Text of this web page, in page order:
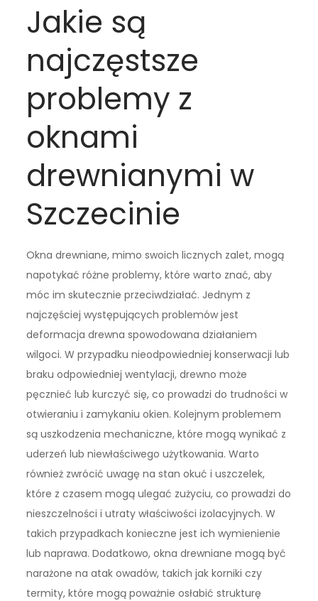
Jakie są
najczęstsze
problemy z
oknami
drewnianymi w
Szczecinie
Okna drewniane, mimo swoich licznych zalet, mogą
napotykać różne problemy, które warto znać, aby
móc im skutecznie przeciwdziałać. Jednym z
najczęściej występujących problemów jest
deformacja drewna spowodowana działaniem
wilgoci. W przypadku nieodpowiedniej konserwacji lub
braku odpowiedniej wentylacji, drewno może
pęcznieć lub kurczyć się, co prowadzi do trudności w
otwieraniu i zamykaniu okien. Kolejnym problemem
są uszkodzenia mechaniczne, które mogą wynikać z
uderzeń lub niewłaściwego użytkowania. Warto
również zwrócić uwagę na stan okuć i uszczelek,
które z czasem mogą ulegać zużyciu, co prowadzi do
nieszczelności i utraty właściwości izolacyjnych. W
takich przypadkach konieczne jest ich wymienienie
lub naprawa. Dodatkowo, okna drewniane mogą być
narażone na atak owadów, takich jak korniki czy
termity, które mogą poważnie osłabić strukturę